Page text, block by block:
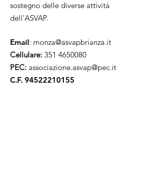
sostegno delle diverse attività
dell’ASVAP.
Email: monza@asvapbrianza.it
Cellulare: 351 4650080
PEC: associazione.asvap@pec.it
C.F. 94522210155